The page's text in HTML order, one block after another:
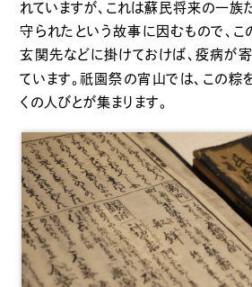
れていますが、これは蘇民将来の一族
守られたという故事に因むもので、こ
玄関先などに掛けておけば、疫病が寄
ています。祇園祭の宵山では、この粽
くの人びとが集まります。